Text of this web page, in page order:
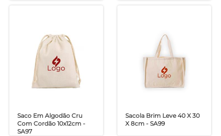
Saco Em Algodão Cru
Com Cordão 10x12cm -
SA97
Sacola Brim Leve 40 X 30
X 8cm - SA99